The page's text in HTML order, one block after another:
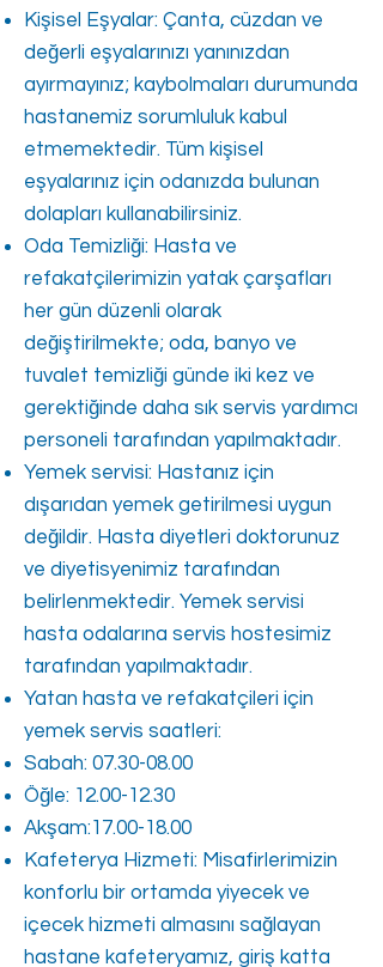
Kişisel Eşyalar: Çanta, cüzdan ve
değerli eşyalarınızı yanınızdan
ayırmayınız; kaybolmaları durumunda
hastanemiz sorumluluk kabul
etmemektedir. Tüm kişisel
eşyalarınız için odanızda bulunan
dolapları kullanabilirsiniz.
Oda Temizliği: Hasta ve
refakatçilerimizin yatak çarşafları
her gün düzenli olarak
değiştirilmekte; oda, banyo ve
tuvalet temizliği günde iki kez ve
gerektiğinde daha sık servis yardımcı
personeli tarafından yapılmaktadır.
Yemek servisi: Hastanız için
dışarıdan yemek getirilmesi uygun
değildir. Hasta diyetleri doktorunuz
ve diyetisyenimiz tarafından
belirlenmektedir. Yemek servisi
hasta odalarına servis hostesimiz
tarafından yapılmaktadır.
Yatan hasta ve refakatçileri için
yemek servis saatleri:
Sabah: 07.30-08.00
Öğle: 12.00-12.30
Akşam:17.00-18.00
Kafeterya Hizmeti: Misafirlerimizin
konforlu bir ortamda yiyecek ve
içecek hizmeti almasını sağlayan
hastane kafeteryamız, giriş katta